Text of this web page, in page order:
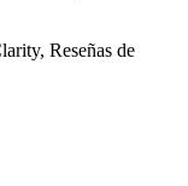
Reseñas de